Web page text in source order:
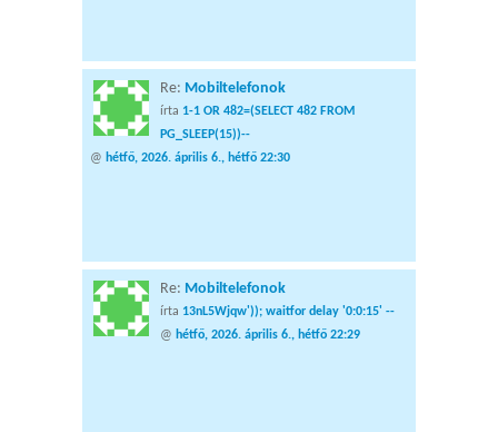
Re: Mobiltelefonok
írta 1-1 OR 482=(SELECT 482 FROM
PG_SLEEP(15))--
@ hétfő, 2026. április 6., hétfő 22:30
Re: Mobiltelefonok
írta 13nL5Wjqw')); waitfor delay '0:0:15' --
@ hétfő, 2026. április 6., hétfő 22:29